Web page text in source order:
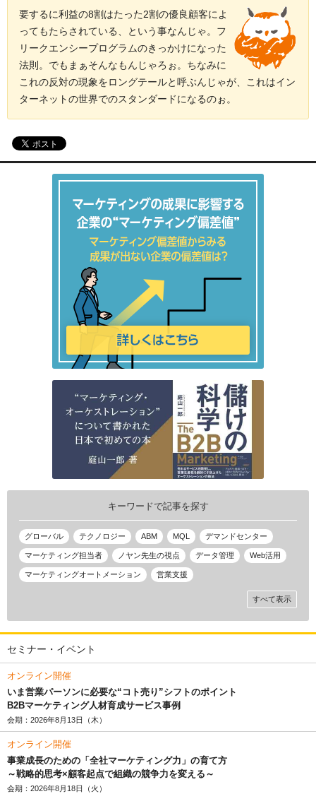
要するに利益の8割はたった2割の優良顧客によ
ってもたらされている、という事なんじゃ。フ
リークエンシープログラムのきっかけになった
法則。でもまぁそんなもんじゃろぉ。ちなみに
これの反対の現象をロングテールと呼ぶんじゃが、これはイン
ターネットの世界でのスタンダードになるのぉ。
キーワードで記事を探す
グローバル テクノロジー ABM MQL デマンドセンター
マーケティング担当者 ノヤン先生の視点 データ管理 Web活用
マーケティングオートメーション 営業支援
すべて表示
セミナー・イベント
オンライン開催
いま営業パーソンに必要な“コト売り”シフトのポイント
B2Bマーケティング人材育成サービス事例
会期：2026年8月13日（木）
オンライン開催
事業成長のための「全社マーケティング力」の育て方
～戦略的思考×顧客起点で組織の競争力を変える～
会期：2026年8月18日（火）